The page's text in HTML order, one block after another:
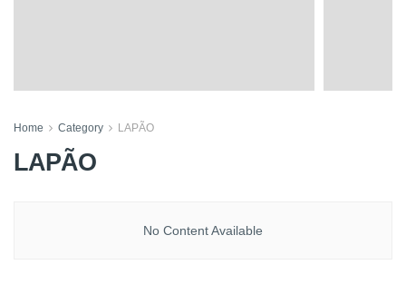
Home Category LAPÃO
LAPÃO
No Content Available